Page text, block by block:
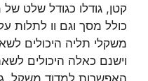
קטן, גודלו כגודל שלט
כולל מסך וגם וו לתלות
האפשרות למדוד משקל,